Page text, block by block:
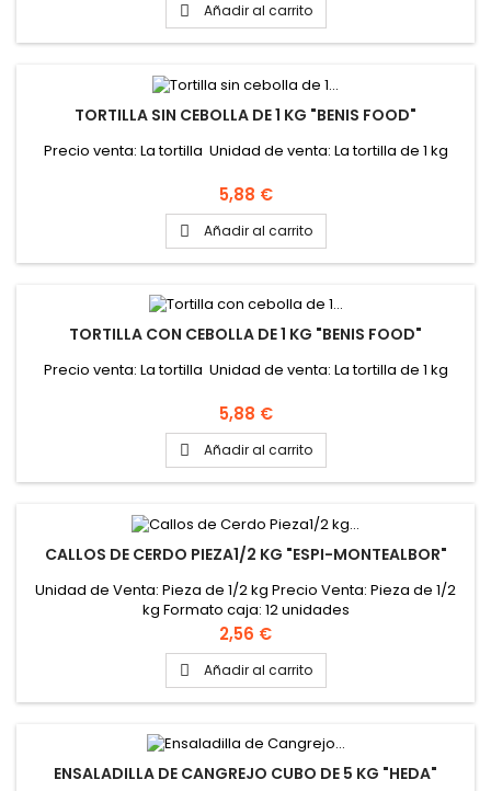
 Añadir al carrito
TORTILLA SIN CEBOLLA DE 1 KG "BENIS FOOD"
Precio venta: La tortilla Unidad de venta: La tortilla de 1 kg
Precio
5,88 €
 Añadir al carrito
TORTILLA CON CEBOLLA DE 1 KG "BENIS FOOD"
Precio venta: La tortilla Unidad de venta: La tortilla de 1 kg
Precio
5,88 €
 Añadir al carrito
CALLOS DE CERDO PIEZA1/2 KG "ESPI-MONTEALBOR"
Unidad de Venta: Pieza de 1/2 kg Precio Venta: Pieza de 1/2
kg Formato caja: 12 unidades
Precio
2,56 €
 Añadir al carrito
ENSALADILLA DE CANGREJO CUBO DE 5 KG "HEDA"